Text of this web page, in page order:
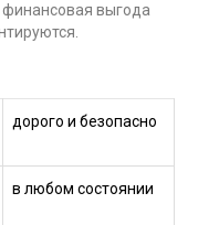
выгода
дорого и безопасно
в любом состоянии